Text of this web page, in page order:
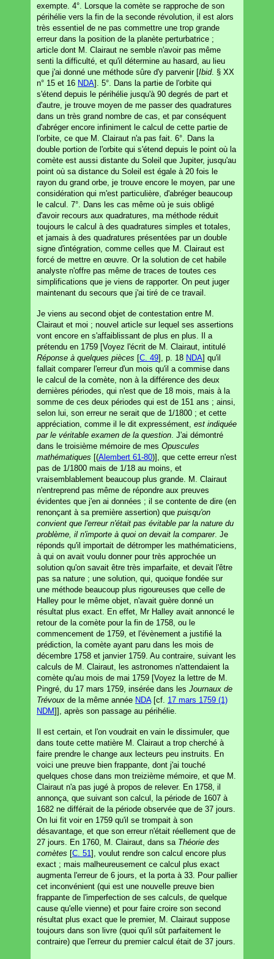
exempte. 4°. Lorsque la comète se rapproche de son
périhélie vers la fin de la seconde révolution, il est alors
très essentiel de ne pas commettre une trop grande
erreur dans la position de la planète perturbatrice ;
article dont M. Clairaut ne semble n'avoir pas même
senti la difficulté, et qu'il détermine au hasard, au lieu
que j'ai donné une méthode sûre d'y parvenir [Ibid. § XX
n° 15 et 16 NDA]. 5°. Dans la partie de l'orbite qui
s'étend depuis le périhélie jusqu'à 90 degrés de part et
d'autre, je trouve moyen de me passer des quadratures
dans un très grand nombre de cas, et par conséquent
d'abréger encore infiniment le calcul de cette partie de
l'orbite, ce que M. Clairaut n'a pas fait. 6°. Dans la
double portion de l'orbite qui s'étend depuis le point où la
comète est aussi distante du Soleil que Jupiter, jusqu'au
point où sa distance du Soleil est égale à 20 fois le
rayon du grand orbe, je trouve encore le moyen, par une
considération qui m'est particulière, d'abréger beaucoup
le calcul. 7°. Dans les cas même où je suis obligé
d'avoir recours aux quadratures, ma méthode réduit
toujours le calcul à des quadratures simples et totales,
et jamais à des quadratures présentées par un double
signe d'intégration, comme celles que M. Clairaut est
forcé de mettre en œuvre. Or la solution de cet habile
analyste n'offre pas même de traces de toutes ces
simplifications que je viens de rapporter. On peut juger
maintenant du secours que j'ai tiré de ce travail.
Je viens au second objet de contestation entre M.
Clairaut et moi ; nouvel article sur lequel ses assertions
vont encore en s'affaiblissant de plus en plus. Il a
prétendu en 1759 [Voyez l'écrit de M. Clairaut, intitulé
Réponse à quelques pièces [C. 49], p. 18 NDA] qu'il
fallait comparer l'erreur d'un mois qu'il a commise dans
le calcul de la comète, non à la différence des deux
dernières périodes, qui n'est que de 18 mois, mais à la
somme de ces deux périodes qui est de 151 ans ; ainsi,
selon lui, son erreur ne serait que de 1/1800 ; et cette
appréciation, comme il le dit expressément, est indiquée
par le véritable examen de la question . J'ai démontré
dans le troisième mémoire de mes Opuscules
mathématiques [(Alembert 61-80)], que cette erreur n'est
pas de 1/1800 mais de 1/18 au moins, et
vraisemblablement beaucoup plus grande. M. Clairaut
n'entreprend pas même de répondre aux preuves
évidentes que j'en ai données ; il se contente de dire (en
renonçant à sa première assertion) que puisqu'on
convient que l'erreur n'était pas évitable par la nature du
problème, il n'importe à quoi on devait la comparer. Je
réponds qu'il importait de détromper les mathématiciens,
à qui on avait voulu donner pour très approchée un
solution qu'on savait être très imparfaite, et devait l'être
pas sa nature ; une solution, qui, quoique fondée sur
une méthode beaucoup plus rigoureuses que celle de
Halley pour le même objet, n'avait guère donné un
résultat plus exact. En effet, Mr Halley avait annoncé le
retour de la comète pour la fin de 1758, ou le
commencement de 1759, et l'évènement a justifié la
prédiction, la comète ayant paru dans les mois de
décembre 1758 et janvier 1759. Au contraire, suivant les
calculs de M. Clairaut, les astronomes n'attendaient la
comète qu'au mois de mai 1759 [Voyez la lettre de M.
Pingré, du 17 mars 1759, insérée dans les Journaux de
Trévoux de la même année NDA[cf. 17 mars 1759 (1)
NDM]], après son passage au périhélie.
Il est certain, et l'on voudrait en vain le dissimuler, que
dans toute cette matière M. Clairaut a trop cherché à
faire prendre le change aux lecteurs peu instruits. En
voici une preuve bien frappante, dont j'ai touché
quelques chose dans mon treizième mémoire, et que M.
Clairaut n'a pas jugé à propos de relever. En 1758, il
annonça, que suivant son calcul, la période de 1607 à
1682 ne différait de la période observée que de 37 jours.
On lui fit voir en 1759 qu'il se trompait à son
désavantage, et que son erreur n'était réellement que de
27 jours. En 1760, M. Clairaut, dans sa Théorie des
comètes [C. 51 ], voulut rendre son calcul encore plus
exact ; mais malheureusement ce calcul plus exact
augmenta l'erreur de 6 jours, et la porta à 33. Pour pallier
cet inconvénient (qui est une nouvelle preuve bien
frappante de l'imperfection de ses calculs, de quelque
cause qu'elle vienne) et pour faire croire son second
résultat plus exact que le premier, M. Clairaut suppose
toujours dans son livre (quoi qu'il sût parfaitement le
contraire) que l'erreur du premier calcul était de 37 jours.